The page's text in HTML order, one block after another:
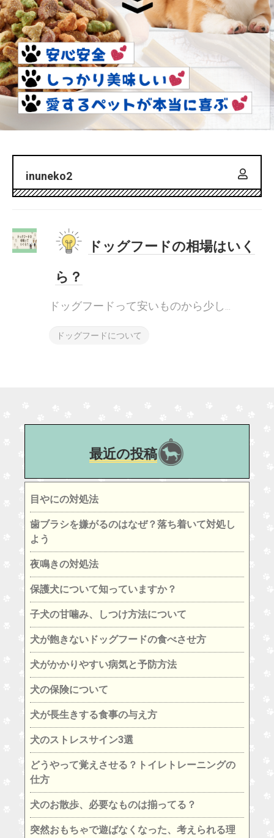
inuneko2
ドッグフードの相場はいく
ら？
ドッグフードって安いものから少し...
ドッグフードについて
最近の投稿
目やにの対処法
歯ブラシを嫌がるのはなぜ？落ち着いて対処し
よう
夜鳴きの対処法
保護犬について知っていますか？
子犬の甘噛み、しつけ方法について
犬が飽きないドッグフードの食べさせ方
犬がかかりやすい病気と予防方法
犬の保険について
犬が長生きする食事の与え方
犬のストレスサイン3選
どうやって覚えさせる？トイレトレーニングの
仕方
犬のお散歩、必要なものは揃ってる？
突然おもちゃで遊ばなくなった、考えられる理